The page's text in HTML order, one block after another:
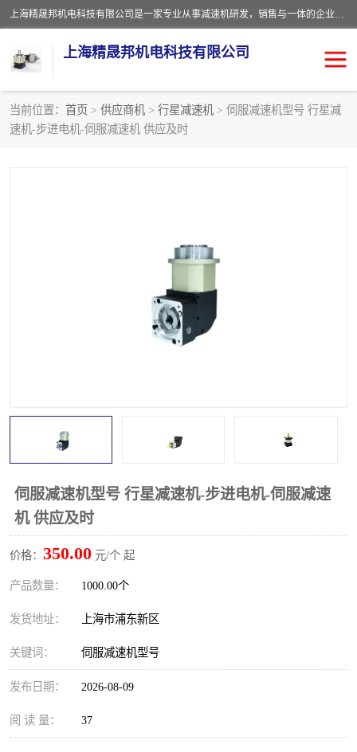
上海精晟邦机电科技有限公司是一家专业从事减速机研发，销售与一体的企业。公司拥有资深技术人员和技术团队服务人才，致力于为广大客户提供专业，细致的产品服务。主营产品有：中型减速电机，微型调速电机，精密行星减速机，蜗轮蜗杆减速机，RFKS四大系列减速机，SKM双曲面齿轮减速机，齿轮减速电机，行星减速机，防爆电机，变频器等系列；产品广泛用于汽车，船舶，能源，环保，包装，物流等领域，欢迎咨询。
上海精晟邦机电科技有限公司
当前位置： 首页 > 供应商机 > 行星减速机 > 伺服减速机型号 行星减
速机-步进电机-伺服减速机 供应及时
伺服减速机型号 行星减速机-步进电机-伺服减速
机 供应及时
价格： 350.00 元/个 起
产品数量： 1000.00个
发货地址： 上海市浦东新区
关键词： 伺服减速机型号
发布日期： 2026-08-09
阅 读 量： 37
减速电机
精晟邦微型齿轮减速电机
晟邦电机
东元电机